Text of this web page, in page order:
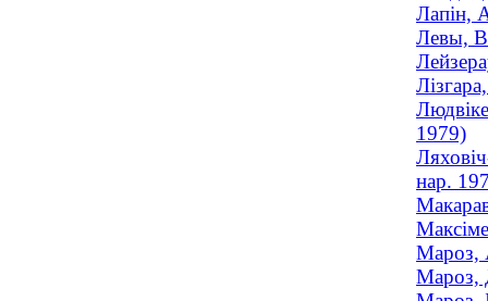
Лапін,
Левы,
1979)
нар.
Мароз,
Мароз,